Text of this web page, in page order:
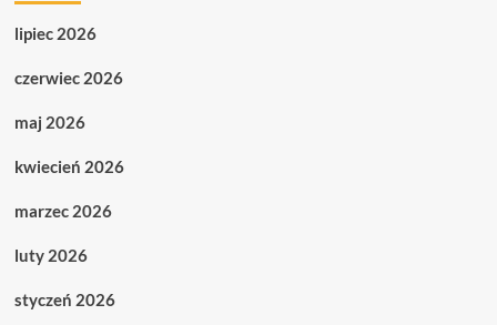
lipiec 2026
czerwiec 2026
maj 2026
kwiecień 2026
marzec 2026
luty 2026
styczeń 2026